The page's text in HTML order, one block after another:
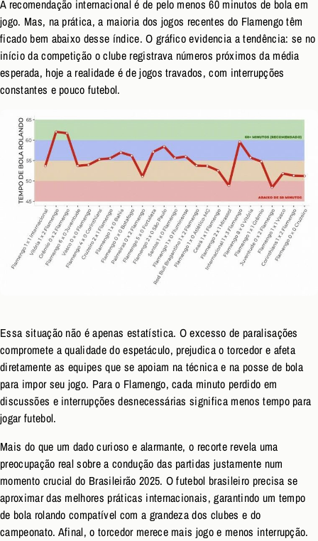
A recomendação internacional é de pelo menos 60 minutos de bola em
jogo. Mas, na prática, a maioria dos jogos recentes do Flamengo têm
ficado bem abaixo desse índice. O gráfico evidencia a tendência: se no
início da competição o clube registrava números próximos da média
esperada, hoje a realidade é de jogos travados, com interrupções
constantes e pouco futebol.
Essa situação não é apenas estatística. O excesso de paralisações
compromete a qualidade do espetáculo, prejudica o torcedor e afeta
diretamente as equipes que se apoiam na técnica e na posse de bola
para impor seu jogo. Para o Flamengo, cada minuto perdido em
discussões e interrupções desnecessárias significa menos tempo para
jogar futebol.
Mais do que um dado curioso e alarmante, o recorte revela uma
preocupação real sobre a condução das partidas justamente num
momento crucial do Brasileirão 2025. O futebol brasileiro precisa se
aproximar das melhores práticas internacionais, garantindo um tempo
de bola rolando compatível com a grandeza dos clubes e do
campeonato. Afinal, o torcedor merece mais jogo e menos interrupção.